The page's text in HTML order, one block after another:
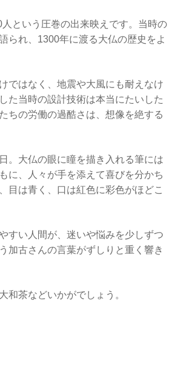
という圧巻の出来映えです。当時の
られ、1300年に渡る大仏の歴史をよ
ではなく、地震や大風にも耐えなけ
た当時の設計技術は本当にたいした
ちの労働の過酷さは、想像を絶する
。大仏の眼に瞳を描き入れる筆には
に、人々が手を添えて喜びを分かち
目は青く、口は紅色に彩色がほどこ
すい人間が、迷いや悩みを少しずつ
加古さんの言葉がずしりと重く響き
和茶などいかがでしょう。